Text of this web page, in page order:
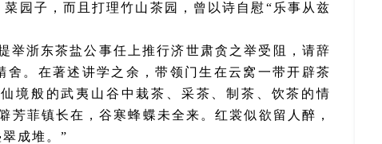
园子，而且打理竹山茶园，曾以诗自慰“乐事从兹
举浙东茶盐公事任上推行济世肃贪之举受阻，请辞
。在著述讲学之余，带领门生在云窝一带开辟茶
境般的武夷山谷中栽茶、采茶、制茶、饮茶的情
芳菲镇长在，谷寒蜂蝶未全来。红裳似欲留人醉，
成堆。”